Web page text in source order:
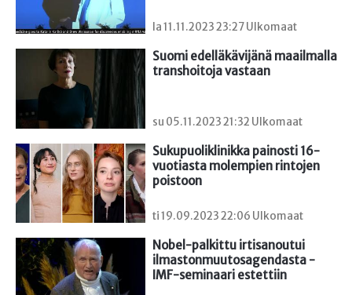
la 11.11.2023 23:27 Ulkomaat
Suomi edelläkävijänä maailmalla
transhoitoja vastaan
su 05.11.2023 21:32 Ulkomaat
Sukupuoliklinikka painosti 16-
vuotiasta molempien rintojen
poistoon
ti 19.09.2023 22:06 Ulkomaat
Nobel-palkittu irtisanoutui
ilmastonmuutosagendasta -
IMF-seminaari estettiin